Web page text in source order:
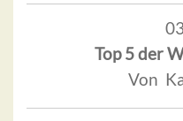
Top 5 der
Von